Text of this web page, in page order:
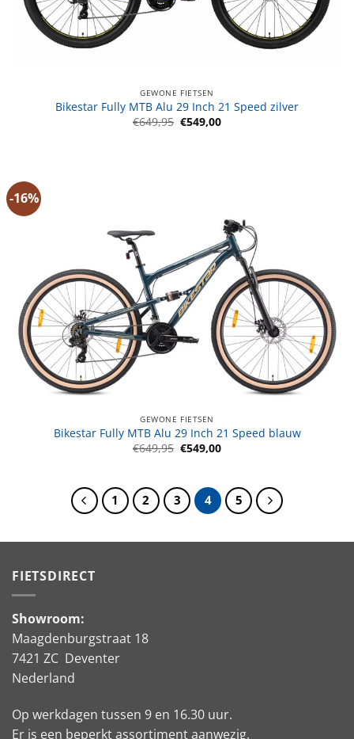
GEWONE FIETSEN
Bikestar Fully MTB Alu 29 Inch 21 Speed zilver
€649,95 Oorspronkelijke
prijs
€549,00Huidige
-16%
GEWONE FIETSEN
Bikestar Fully MTB Alu 29 Inch 21 Speed blauw
€649,95 Oorspronkelijke
prijs
€549,00Huidige
1 2 3 4 5
FIETSDIRECT
Showroom:
Maagdenburgstraat 18
7421 ZC Deventer
Nederland
Op werkdagen tussen 9 en 16.30 uur.
Er is een beperkt assortiment aanwezig.